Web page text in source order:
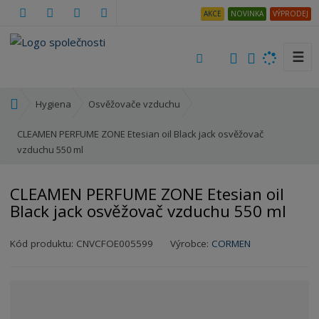
e
AKCE NOVINKA VÝPRODEJ
☰
o
d
s
t
a
Hygiena Osvěžovače vzduchu
CLEAMEN PERFUME ZONE Etesian oil Black jack osvěžovač
vzduchu 550 ml
CLEAMEN PERFUME ZONE Etesian oil
Black jack osvěžovač vzduchu 550 ml
Kód produktu: CNVCFOE005599
K
Výrobce: CORMEN